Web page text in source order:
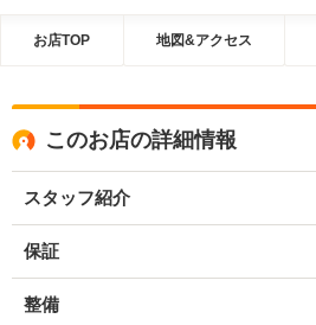
お店TOP 地図&アクセス
このお店の詳細情報
スタッフ紹介
保証
整備